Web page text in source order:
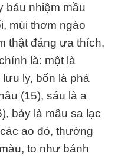
báu nhiệm mầu
mùi thơm ngào
thật đáng ưa thích.
là: một là
ly, bốn là phả
(15), sáu là a
bảy là mâu sa lạc
ao đó, thường
to như bánh